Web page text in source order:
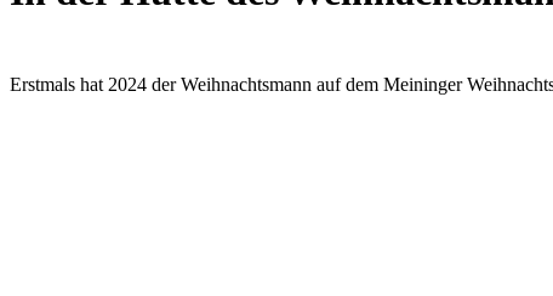
Erstmals hat 2024 der Weihnachtsmann auf dem Meininger